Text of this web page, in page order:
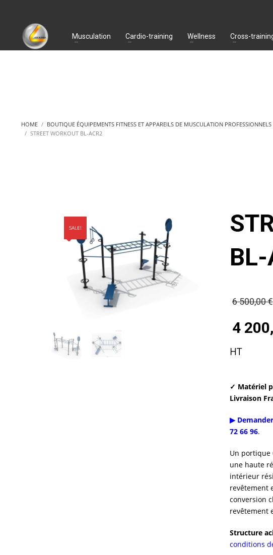
Musculation Cardio-training Wellness Cross-
HOME BOUTIQUE ÉQUIPEMENTS FITNESS ET APPAREILS DE MUSCULATION PROFESSIONNELS
STREET WORKOUT BL-ACR2
SALE!
BL-
6 500,00€
4
Le
actuel
4
200,00
HT
✓ Matériel
Livraison
▶
72 66 96.
Un portique
une haute
intérieur
revêtement
conversion
revêtement
Structure
conditions